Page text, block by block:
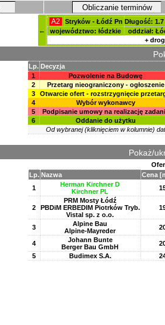
Obliczanie terminów
←
A2 Stryków - Łódź Pn Długość:
województwo: łódzkie
oddział:
+
Lp. Decyzja
1
Pozwolenie na Budowę
2
Przetarg nieograniczony - ogłoszenie
3
Otwarcie ofert - rozstrzygnięcie
4
Wybór wykonawcy
5
Podpisanie umowy na realizację
6
Oddanie do użytku
Od wybranej (kliknięciem w kolumnie)
Pokaż/
Lp. Nazwa
Cena
1
Herman Kirchner D
Kirchner PL
2
PRM Mosty Łódź
PBDiM ERBEDIM Piotrków Tryb.
Vistal sp. z o.o.
3
Alpine Bau
Alpine-Mayreder
4
Johann Bunte
Berger Bau GmbH
5
Budimex S.A.